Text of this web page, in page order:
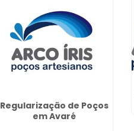
Regularização de Poços
em Avaré